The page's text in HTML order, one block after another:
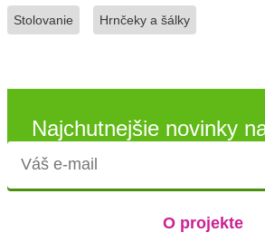
Stolovanie Hrnčeky a šálky
Najchutnejšie novinky
O projekte